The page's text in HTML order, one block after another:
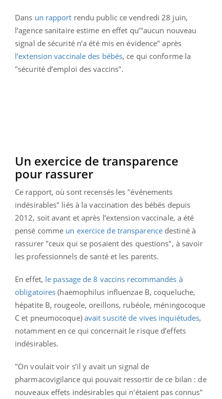
Dans un rapport rendu public ce vendredi 28 juin,
l’agence sanitaire estime en effet qu’"aucun nouveau
signal de sécurité n’a été mis en évidence" après
l’extension vaccinale des bébés, ce qui conforme la
"sécurité d’emploi des vaccins".
Un exercice de transparence
pour rassurer
Ce rapport, où sont recensés les "événements
indésirables" liés à la vaccination des bébés depuis
2012, soit avant et après l’extension vaccinale, a été
pensé comme un exercice de transparencedestiné à
rassurer "ceux qui se posaient des questions", à savoir
les professionnels de santé et les parents.
En effet, le passage de 8 vaccins recommandés à
obligatoires (haemophilus influenzae B, coqueluche,
hépatite B, rougeole, oreillons, rubéole, méningocoque
C et pneumocoque) avait suscité de vives inquiétudes,
notamment en ce qui concernait le risque d’effets
indésirables.
"On voulait voir s’il y avait un signal de
pharmacovigilance qui pouvait ressortir de ce bilan : de
nouveaux effets indésirables qui n'étaient pas connus"